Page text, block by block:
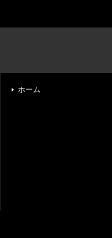
ホーム